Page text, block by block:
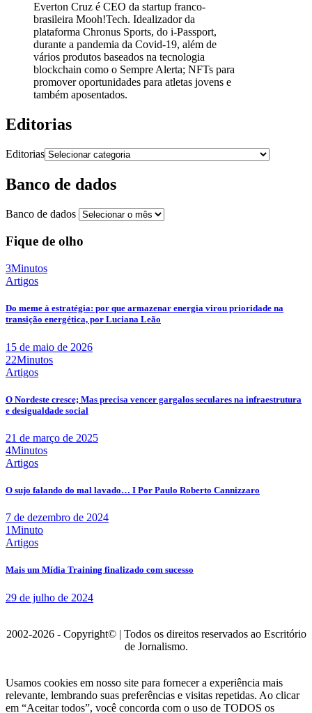
Everton Cruz é CEO da startup franco-
brasileira Mooh!Tech. Idealizador da
plataforma Chronus Sports, do i-Passport,
durante a pandemia da Covid-19, além de
vários produtos baseados na tecnologia
blockchain como o Sempre Alerta; NFTs para
promover oportunidades para atletas jovens e
também aposentados.
Editorias
Editorias
Banco de dados
Banco de dados
Fique de olho
3Minutos
Artigos
Do meme à estratégia: por que armazenar energia virou prioridade na
transição energética, por Luciana Leão
15 de maio de 2026
22Minutos
Artigos
O Nordeste cresce; Mas precisa vencer gargalos seculares na infraestrutura
e desigualdade social
21 de março de 2025
4Minutos
Artigos
O sujo falando do mal lavado… I Por Paulo Roberto Cannizzaro
7 de dezembro de 2024
1Minuto
Artigos
Mais um Mídia Training finalizado com sucesso
29 de julho de 2024
2002-2026 - Copyright© | Todos os direitos reservados ao Escritório
de Jornalismo.
Usamos cookies em nosso site para fornecer a experiência mais
relevante, lembrando suas preferências e visitas repetidas. Ao clicar
em “Aceitar todos”, você concorda com o uso de TODOS os